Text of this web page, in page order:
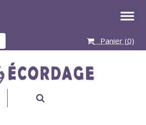
Panier (0)